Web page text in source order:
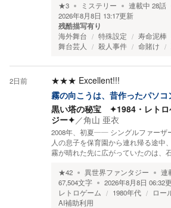
★3 ミステリー 連載中 28話
2026年8月8日 13:17更新
残酷描写有り
海外舞台 特殊設定 寿命泥棒
舞台芸人
殺人事件 命賭け
2日前 ★★★ Excellent!!!
霧の向こうは、昔作ったパソコ
黒い塔の秘宝 ✦1984・レトロ
ジー✦／角山 亜衣
2008年、初夏―― シングルファーザ
人の息子を保育園から連れ帰る途中
霧が晴れた先に広がっていたのは、
★42 異世界ファンタジー 連
67,504文字 2026年8月8日 06:32
レトロゲーム
1980年代 ロー
AI補助利用